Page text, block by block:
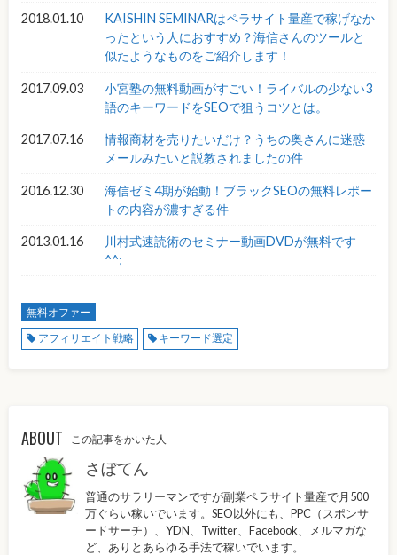
2018.01.10
KAISHIN SEMINARはペラサイト量産で稼げなか
ったという人におすすめ？海信さんのツールと
似たようなものをご紹介します！
2017.09.03
小宮塾の無料動画がすごい！ライバルの少ない3
語のキーワードをSEOで狙うコツとは。
2017.07.16
情報商材を売りたいだけ？うちの奥さんに迷惑
メールみたいと説教されましたの件
2016.12.30
海信ゼミ4期が始動！ブラックSEOの無料レポー
トの内容が濃すぎる件
2013.01.16
川村式速読術のセミナー動画DVDが無料です
^^;
無料オファー
アフィリエイト戦略
キーワード選定
ABOUT この記事をかいた人
さぼてん
普通のサラリーマンですが副業ペラサイト量産で月500
万ぐらい稼いでいます。SEO以外にも、PPC（スポンサ
ードサーチ）、YDN、Twitter、Facebook、メルマガな
ど、ありとあらゆる手法で稼いでいます。